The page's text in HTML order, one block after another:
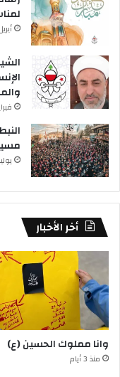
أبريل 21,
فبراير
يوليو
أخر الأخبار
وانا مملوك الحسين (ع)
منذ 3 أيام